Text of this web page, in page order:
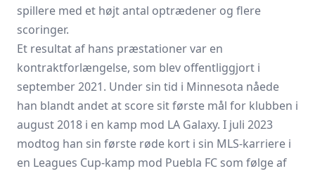
spillere med et højt antal optrædener og flere
scoringer.
Et resultat af hans præstationer var en
kontraktforlængelse, som blev offentliggjort i
september 2021. Under sin tid i Minnesota nåede
han blandt andet at score sit første mål for klubben i
august 2018 i en kamp mod LA Galaxy. I juli 2023
modtog han sin første røde kort i sin MLS-karriere i
en Leagues Cup-kamp mod Puebla FC som følge af